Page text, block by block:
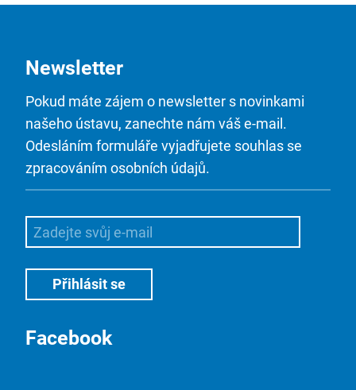
Newsletter
Pokud máte zájem o newsletter s novinkami
našeho ústavu, zanechte nám váš e-mail.
Odesláním formuláře vyjadřujete souhlas se
zpracováním osobních údajů.
Facebook